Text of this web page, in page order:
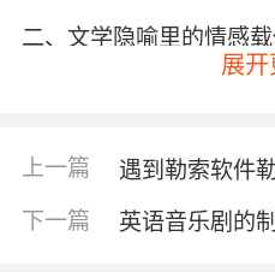
二、文学隐喻里的情感
莎士比亚在《威尼斯
的"whistle"将无形之风
best of times, it was
展开
上一篇 遇到勒索软件
下一篇 英语音乐剧的